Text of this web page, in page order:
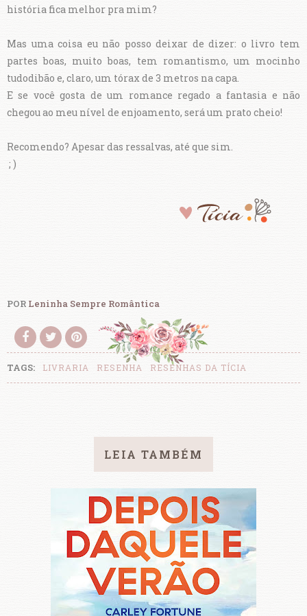
história fica melhor pra mim?
Mas uma coisa eu não posso deixar de dizer: o livro tem
partes boas, muito boas, tem romantismo, um mocinho
tudodibão e, claro, um tórax de 3 metros na capa.
E se você gosta de um romance regado a fantasia e não
chegou ao meu nível de enjoamento, será um prato cheio!
Recomendo? Apesar das ressalvas, até que sim.
; )
POR Leninha Sempre Romântica
TAGS: LIVRARIA RESENHA RESENHAS DA TÍCIA
LEIA TAMBÉM